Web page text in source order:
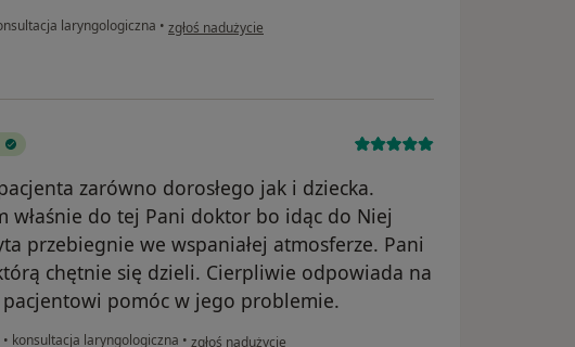
laryngologiczna • w opinii użytkownika Agnieszka
zgłoś nadużycie
zarówno dorosłego jak i dziecka.
właśnie do tej Pani doktor bo idąc do Niej
przebiegnie we wspaniałej atmosferze. Pani
chętnie się dzieli. Cierpliwie odpowiada na
pomóc w jego problemie.
• konsultacja laryngologiczna • w opinii użytkownika J.O
zgłoś nadużycie